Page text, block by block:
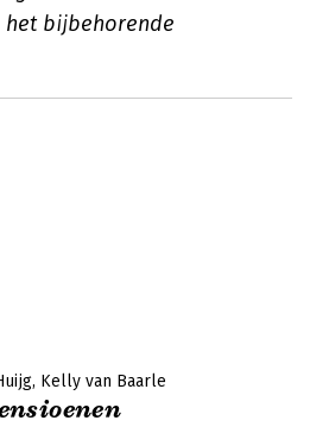
het bijbehorende
Kelly van Baarle